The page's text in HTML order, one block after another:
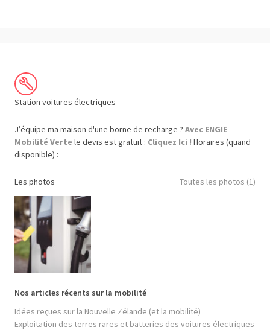
Station voitures électriques
J’équipe ma maison d'une borne de recharge ? Avec ENGIE
Mobilité Verte le devis est gratuit : Cliquez Ici ! Horaires (quand
disponible) :
Les photos Toutes les photos (1)
Nos articles récents sur la mobilité
Idées reçues sur la Nouvelle Zélande (et la mobilité)
Exploitation des terres rares et batteries des voitures électriques